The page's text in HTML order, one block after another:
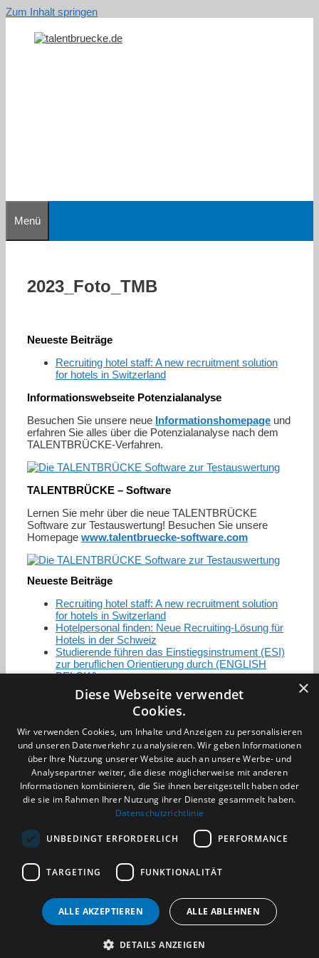
Zum Inhalt springen
Menü
2023_Foto_TMB
Neueste Beiträge
Recruiting hotel staff: A new recruitment solution
for hotels in Switzerland
Informationswebseite Potenzialanalyse
Besuchen Sie unsere neue Informationshomepage und
erfahren Sie alles über die Potenzialanalyse nach dem
TALENTBRÜCKE-Verfahren.
TALENTBRÜCKE – Software
Lernen Sie mehr über die neue TALENTBRÜCKE
Software zur Testauswertung! Besuchen Sie unsere
Homepage www.talentbruecke-software.com
Neueste Beiträge
Recruiting hotel staff: A new recruitment solution
for hotels in Switzerland
Hotelpersonal finden: Neue Recruiting-Lösung für
Hotels in der Schweiz
Studierende führen das Einstiegsinstrument (ESI)
zur beruflichen Orientierung durch (ENGLISH
BELOW)
Zertifizierung / Mitgliedschaften
Datenschutzerklärung
Benachrichtigungsservice
Kontakt und Anfahrt
(c) 2026 TALENTBRÜCKE GmbH & Co. KG
×
Diese Webseite verwendet
Cookies.
Wir verwenden Cookies, um Inhalte und Anzeigen zu personalisieren
und unseren Datenverkehr zu analysieren. Wir geben Informationen
über Ihre Nutzung unserer Website auch an unsere Werbe- und
Analysepartner weiter, die diese möglicherweise mit anderen
Informationen kombinieren, die Sie ihnen bereitgestellt haben oder
die sie im Rahmen Ihrer Nutzung ihrer Dienste gesammelt haben.
Datenschutzrichtlinie
UNBEDINGT ERFORDERLICH PERFORMANCE
TARGETING FUNKTIONALITÄT
ALLE AKZEPTIEREN ALLE ABLEHNEN
DETAILS ANZEIGEN